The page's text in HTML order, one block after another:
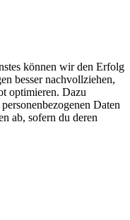
können wir den Erfolg
besser nachvollziehen,
optimieren. Dazu
Daten
ab, sofern du deren